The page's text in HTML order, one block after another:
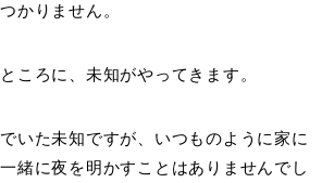
かりません。
ころに、未知がやってきます。
いた未知ですが、いつものように家に
緒に夜を明かすことはありませんでし